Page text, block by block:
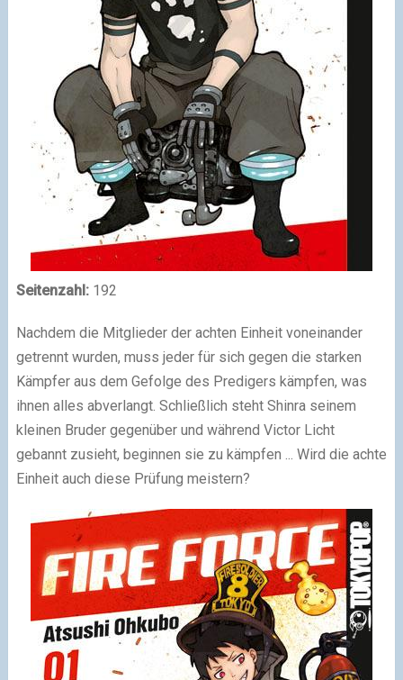
Seitenzahl:192
Nachdem die Mitglieder der achten Einheit voneinander
getrennt wurden, muss jeder für sich gegen die starken
Kämpfer aus dem Gefolge des Predigers kämpfen, was
ihnen alles abverlangt. Schließlich steht Shinra seinem
kleinen Bruder gegenüber und während Victor Licht
gebannt zusieht, beginnen sie zu kämpfen ... Wird die achte
Einheit auch diese Prüfung meistern?